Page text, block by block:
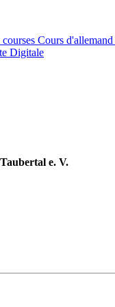
Cours d'allemand
Digitale
e. V.